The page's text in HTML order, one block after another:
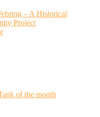
– A Historical
Project
of the month